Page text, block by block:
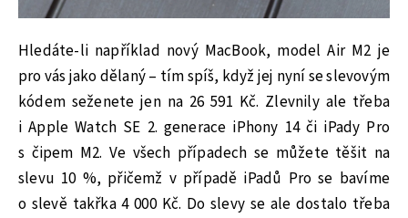
Hledáte-li například nový MacBook, model Air M2 je
pro vás jako dělaný – tím spíš, když jej nyní se slevovým
kódem seženete jen na 26 591 Kč. Zlevnily ale třeba
i Apple Watch SE 2. generace iPhony 14 či iPady Pro
s čipem M2. Ve všech případech se můžete těšit na
slevu 10 %, přičemž v případě iPadů Pro se bavíme
o slevě takřka 4 000 Kč. Do slevy se ale dostalo třeba